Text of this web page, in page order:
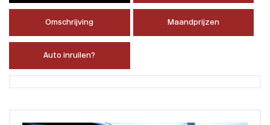
Omschrijving Maandprijzen
Auto inruilen?